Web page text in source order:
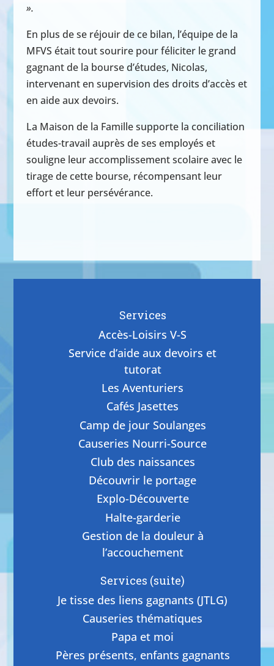
».
En plus de se réjouir de ce bilan, l’équipe de la
MFVS était tout sourire pour féliciter le grand
gagnant de la bourse d’études, Nicolas,
intervenant en supervision des droits d’accès et
en aide aux devoirs.
La Maison de la Famille supporte la conciliation
études-travail auprès de ses employés et
souligne leur accomplissement scolaire avec le
tirage de cette bourse, récompensant leur
effort et leur persévérance.
Services
Accès-Loisirs V-S
Service d’aide aux devoirs et
tutorat
Les Aventuriers
Cafés Jasettes
Camp de jour Soulanges
Causeries Nourri-Source
Club des naissances
Découvrir le portage
Explo-Découverte
Halte-garderie
Gestion de la douleur à
l’accouchement
Services (suite)
Je tisse des liens gagnants (JTLG)
Causeries thématiques
Papa et moi
Pères présents, enfants gagnants